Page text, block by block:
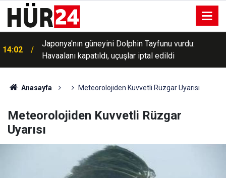
14:02
Japonya'nın güneyini Dolphin Tayfunu vurdu:
Havaalanı kapatıldı, uçuşlar iptal edildi
Anasayfa Meteorolojiden Kuvvetli Rüzgar Uyarısı
Meteorolojiden Kuvvetli Rüzgar
Uyarısı